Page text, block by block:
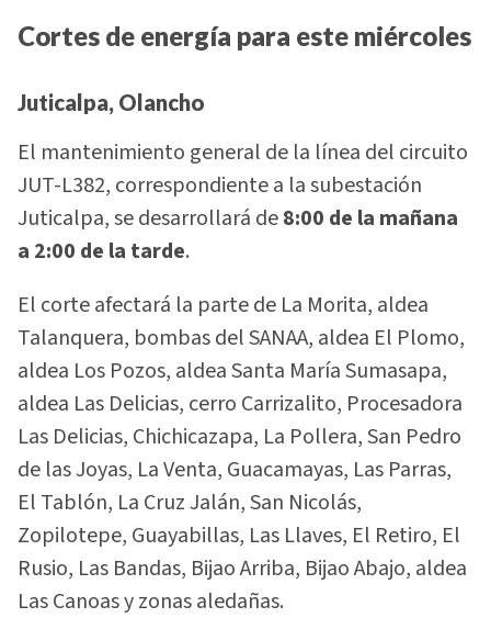
Cortes de energía para este miércoles
Juticalpa, Olancho
El mantenimiento general de la línea del circuito
JUT-L382, correspondiente a la subestación
Juticalpa, se desarrollará de8:00 de la mañana
a 2:00 de la tarde.
El corte afectará la parte de La Morita, aldea
Talanquera, bombas del SANAA, aldea El Plomo,
aldea Los Pozos, aldea Santa María Sumasapa,
aldea Las Delicias, cerro Carrizalito, Procesadora
Las Delicias, Chichicazapa, La Pollera, San Pedro
de las Joyas, La Venta, Guacamayas, Las Parras,
El Tablón, La Cruz Jalán, San Nicolás,
Zopilotepe, Guayabillas, Las Llaves, El Retiro, El
Rusio, Las Bandas, Bijao Arriba, Bijao Abajo, aldea
Las Canoas y zonas aledañas.